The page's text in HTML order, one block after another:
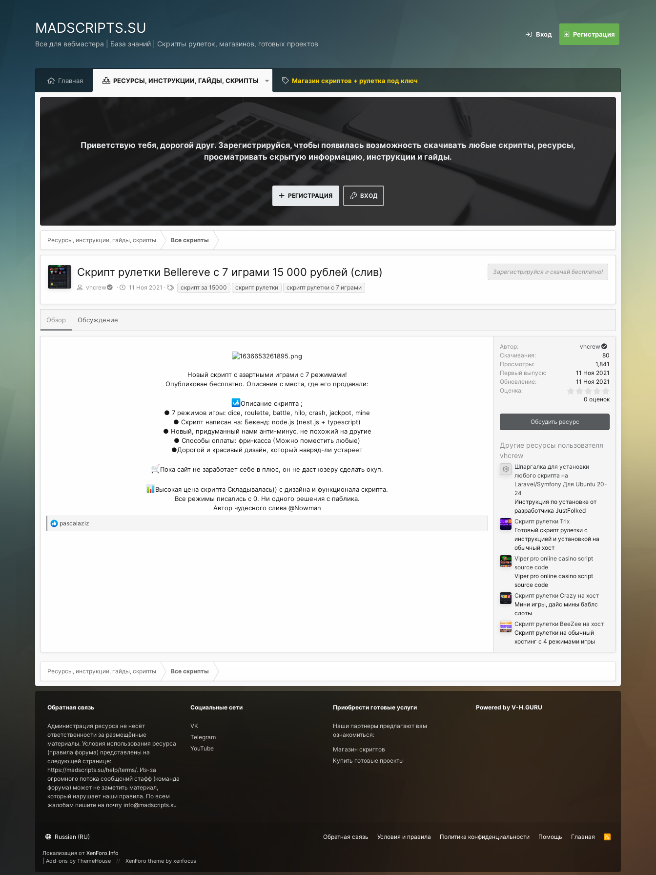
MADSCRIPTS.SU
Все для вебмастера | База знаний | Скрипты рулеток, магазинов, готовых проектов
Вход Регистрация
Главная РЕСУРСЫ, ИНСТРУКЦИИ, ГАЙДЫ, СКРИПТЫ Магазин скриптов + рулетка под ключ
Приветствую тебя, дорогой друг. Зарегистрируйся, чтобы появилась возможность скачивать любые скрипты, ресурсы,
просматривать скрытую информацию, инструкции и гайды.
ВХОД
РЕГИСТРАЦИЯ
Ресурсы, инструкции, гайды, скрипты Все скрипты
Скрипт рулетки Bellereve с 7 играми 15 000 рублей (слив)
Зарегистрируйся и скачай бесплатно!
А
т
р
vhcrew
Д
т
о
11 Ноя 2021
Т
е
г
скрипт за 15000 скрипт рулетки скрипт рулетки с 7 играми
Обзор Обсуждение
Новый скрипт с азартными играми с 7 режимами!
Опубликован бесплатно. Описание с места, где его продавали:
Описание скрипта ;
● 7 режимов игры: dice, roulette, battle, hilo, crash, jackpot, mine
● Скрипт написан на: Бекенд: node.js (nest.js + typescript)
● Новый, придуманный нами анти-минус, не похожий на другие
● Способы оплаты: фри-касса (Можно поместить любые)
●Дорогой и красивый дизайн, который навряд-ли устареет
Пока сайт не заработает себе в плюс, он не даст юзеру сделать окуп.
Высокая цена скрипта Складывалась)) с дизайна и функционала скрипта.
Все режимы писались с 0. Ни одного решения с паблика.
Автор чудесного слива @Nowman​
Р
е
pascalaziz
Автор
vhcrew
Скачивания
80
Просмотры
1,841
Первый выпуск
11 Ноя 2021
Обновление
11 Ноя 2021
Оценка
.
0
з
ё
0 оценок
Обсудить ресурс
Другие ресурсы пользователя
vhcrew
Иконка ресурса
Шпаргалка для установки
любого скрипта на
Laravel/Symfony Для Ubuntu 20-
24
Инструкция по установке от
разработчика JustFolked
Cкрипт рулетки Trix
Готовый скрипт рулетки с
инструкцией и установкой на
обычный хост
Viper pro online casino script
source code
Viper pro online casino script
source code
Скрипт рулетки Crazy на хост
Мини игры, дайс мины баблс
слоты
Скрипт рулетки BeeZee на хост
Скрипт рулетки на обычный
хостинг с 4 режимами игры
Ресурсы, инструкции, гайды, скрипты Все скрипты
Обратная связь
Администрация ресурса не несёт
ответственности за размещённые
материалы. Условия использования ресурса
(правила форума) представлены на
следующей странице:
https://madscripts.su/help/terms/. Из-за
огромного потока сообщений стафф (команда
форума) может не заметить материал,
который нарушает наши правила. По всем
жалобам пишите на почту info@madscripts.su
Социальные сети
VK
Telegram
YouTube
Приобрести готовые услуги
Наши партнеры предлагают вам
ознакомиться:
Магазин скриптов
Купить готовые проекты
Powered by V-H.GURU
Russian (RU) Обратная связь Условия и правила Политика конфиденциальности Помощь Главная
Локализация от XenForo.Info
Add-ons by ThemeHouse XenForo theme by xenfocus